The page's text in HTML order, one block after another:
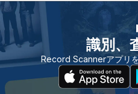
識別、
Record Scannerアプリ